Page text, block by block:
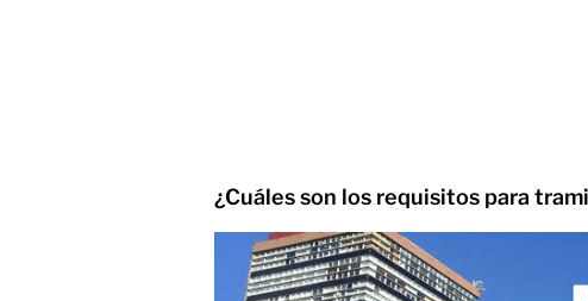
¿Cuáles son los requisitos para